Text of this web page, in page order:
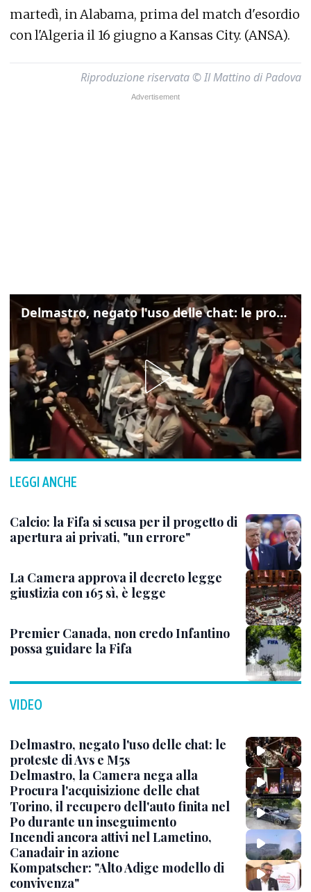
martedì, in Alabama, prima del match d'esordio
con l'Algeria il 16 giugno a Kansas City. (ANSA).
Riproduzione riservata © Il Mattino di Padova
Delmastro, negato l'uso delle chat: le proteste di Avs e M5s
LEGGI ANCHE
Calcio: la Fifa si scusa per il progetto di
apertura ai privati, "un errore"
La Camera approva il decreto legge
giustizia con 165 sì, è legge
Premier Canada, non credo Infantino
possa guidare la Fifa
VIDEO
Delmastro, negato l'uso delle chat: le
proteste di Avs e M5s
Delmastro, la Camera nega alla
Procura l'acquisizione delle chat
Torino, il recupero dell'auto finita nel
Po durante un inseguimento
Incendi ancora attivi nel Lametino,
Canadair in azione
Kompatscher: "Alto Adige modello di
convivenza"